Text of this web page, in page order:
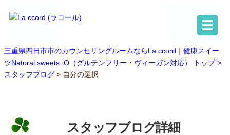
三重県四日市市のカウンセリングルームならLa ccord｜健康スイー
ツNatural sweets .O（グルテンフリー・ヴィーガン対応） トップ >
スタッフブログ > 自分の選択
スタッフブログ詳細